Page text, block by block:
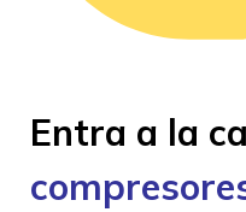
Entra a la